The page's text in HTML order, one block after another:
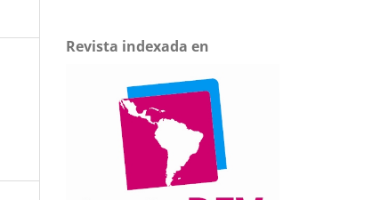
Revista indexada en